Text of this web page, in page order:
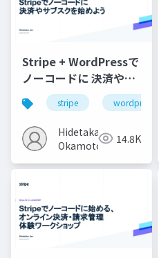
Stripe + WordPressで
ノーコードに 決済やサ
ブスクを始めようワー
クショップ
stripe wordpress
Hidetaka
Okamoto
14.8K